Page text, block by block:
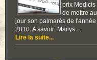
prix Medicis
de mettre au
jour son palmarès de l'année
2010. A savoir: Maïlys ...
Lire la suite...